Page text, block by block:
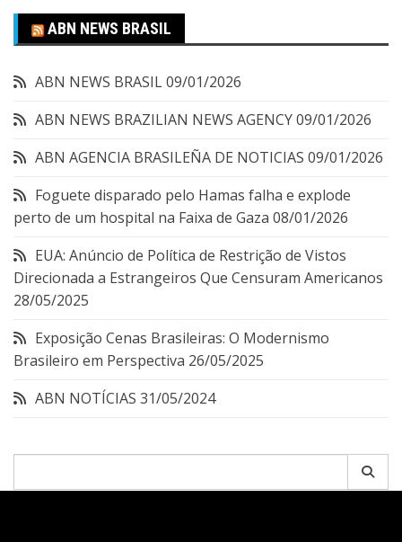
ABN NEWS BRASIL
ABN NEWS BRASIL09/01/2026
ABN NEWS BRAZILIAN NEWS AGENCY09/01/2026
ABN AGENCIA BRASILEÑA DE NOTICIAS 09/01/2026
Foguete disparado pelo Hamas falha e explode
perto de um hospital na Faixa de Gaza 08/01/2026
EUA: Anúncio de Política de Restrição de Vistos
Direcionada a Estrangeiros Que Censuram Americanos
28/05/2025
Exposição Cenas Brasileiras: O Modernismo
Brasileiro em Perspectiva 26/05/2025
ABN NOTÍCIAS 31/05/2024
por: